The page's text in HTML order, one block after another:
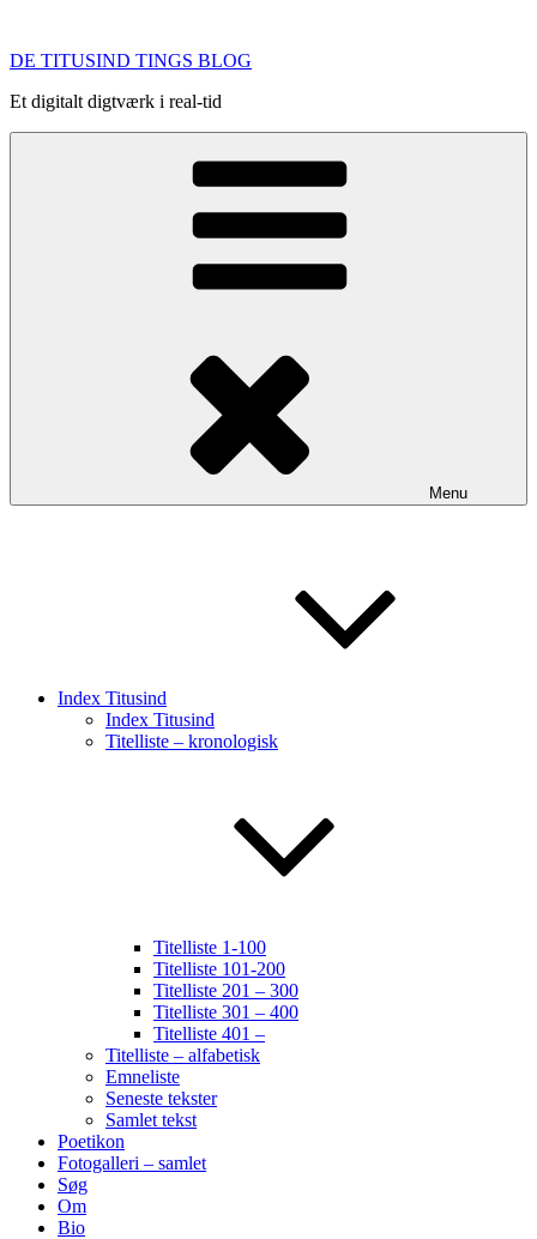
indhold
DE TITUSIND TINGS BLOG
Et digitalt digtværk i real-tid
Menu
Index Titusind
Index Titusind
Titelliste – kronologisk
Titelliste 1-100
Titelliste 101-200
Titelliste 201 – 300
Titelliste 301 – 400
Titelliste 401 –
Titelliste – alfabetisk
Emneliste
Seneste tekster
Samlet tekst
Poetikon
Fotogalleri – samlet
Søg
Om
Bio